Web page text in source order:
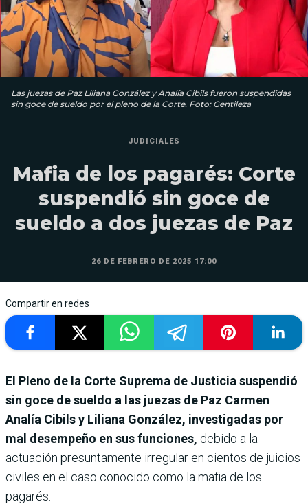
Las juezas de Paz Liliana González y Analía Cibils fueron suspendidas
sin goce de sueldo por el pleno de la Corte. Foto: Gentileza
JUDICIALES
Mafia de los pagarés: Corte
suspendió sin goce de
sueldo a dos juezas de Paz
26 DE FEBRERO DE 2025 17:00
Compartir en redes
El Pleno de la Corte Suprema de Justicia suspendió
sin goce de sueldo a las juezas de Paz Carmen
Analía Cibils y Liliana González, investigadas por
mal desempeño en sus funciones, debido a la
actuación presuntamente irregular en cientos de juicios
civiles en el caso conocido como la mafia de los
pagarés.